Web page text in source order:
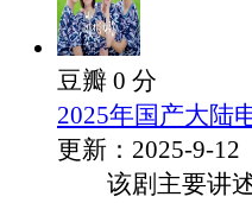
豆瓣 0 分
2025年国产大陆
更新：2025-9-12
该剧主要讲述